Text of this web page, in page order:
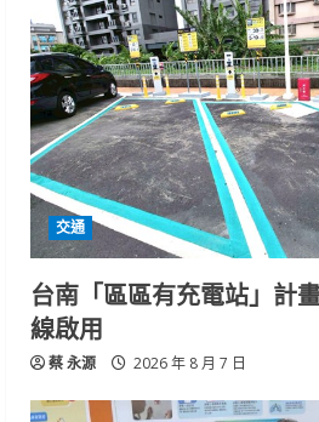
交通
台南「區區有充電站」計
線啟用
蔡 永源 2026 年 8 月 7 日